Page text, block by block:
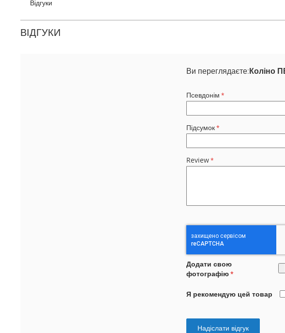
Відгуки
ВІДГУКИ
Ви переглядаєте:Коліно
Псевдонім
Підсумок
Review
Додати свою
фотографію
Я рекомендую цей товар
Надіслати відгук